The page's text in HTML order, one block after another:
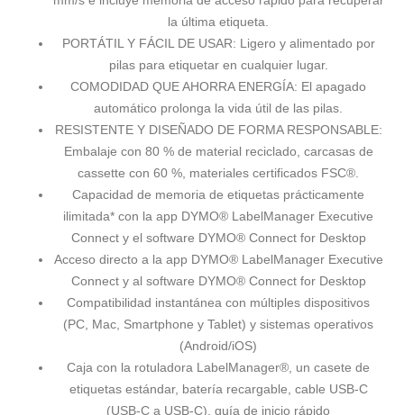
la última etiqueta.
PORTÁTIL Y FÁCIL DE USAR: Ligero y alimentado por
pilas para etiquetar en cualquier lugar.
COMODIDAD QUE AHORRA ENERGÍA: El apagado
automático prolonga la vida útil de las pilas.
RESISTENTE Y DISEÑADO DE FORMA RESPONSABLE:
Embalaje con 80 % de material reciclado, carcasas de
cassette con 60 %, materiales certificados FSC®.
Capacidad de memoria de etiquetas prácticamente
ilimitada* con la app DYMO® LabelManager Executive
Connect y el software DYMO® Connect for Desktop
Acceso directo a la app DYMO® LabelManager Executive
Connect y al software DYMO® Connect for Desktop
Compatibilidad instantánea con múltiples dispositivos
(PC, Mac, Smartphone y Tablet) y sistemas operativos
(Android/iOS)
Caja con la rotuladora LabelManager®, un casete de
etiquetas estándar, batería recargable, cable USB-C
(USB-C a USB-C), guía de inicio rápido